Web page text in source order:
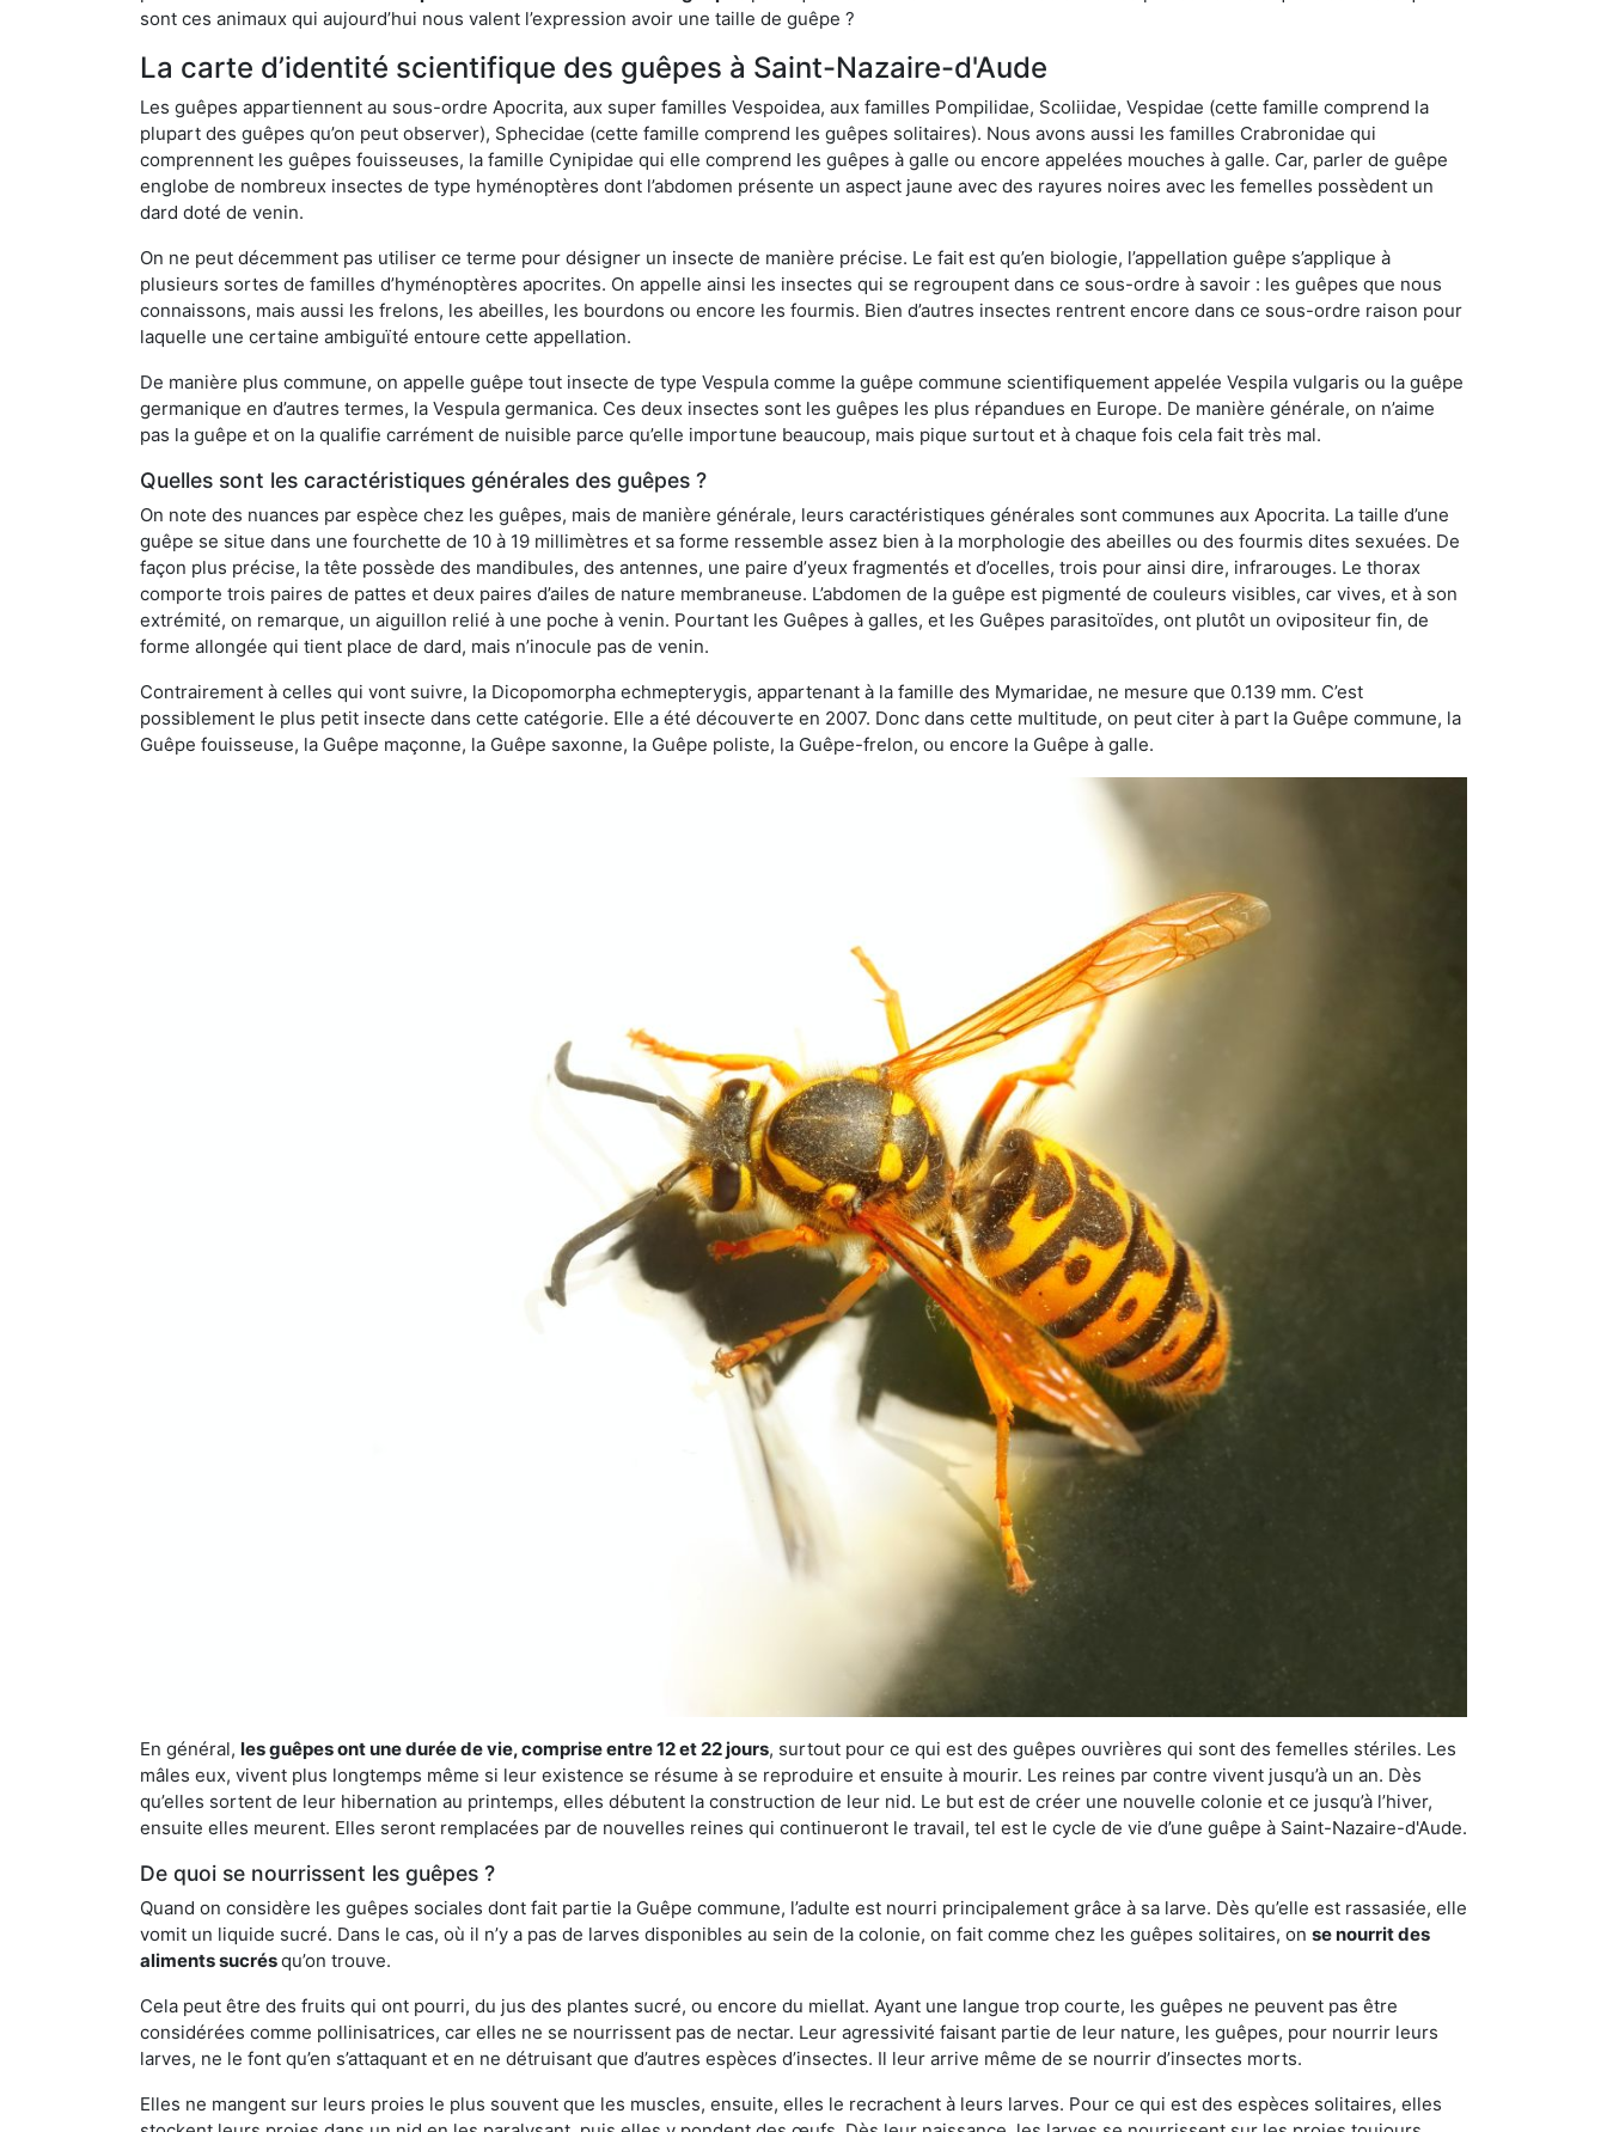
sont ces animaux qui aujourd’hui nous valent l’expression avoir une taille de guêpe ?
La carte d’identité scientifique des guêpes à Saint-Nazaire-d'Aude
Les guêpes appartiennent au sous-ordre Apocrita, aux super familles Vespoidea, aux familles Pompilidae, Scoliidae, Vespidae (cette famille comprend la
plupart des guêpes qu’on peut observer), Sphecidae (cette famille comprend les guêpes solitaires). Nous avons aussi les familles Crabronidae qui
comprennent les guêpes fouisseuses, la famille Cynipidae qui elle comprend les guêpes à galle ou encore appelées mouches à galle. Car, parler de guêpe
englobe de nombreux insectes de type hyménoptères dont l’abdomen présente un aspect jaune avec des rayures noires avec les femelles possèdent un
dard doté de venin.
On ne peut décemment pas utiliser ce terme pour désigner un insecte de manière précise. Le fait est qu’en biologie, l’appellation guêpe s’applique à
plusieurs sortes de familles d’hyménoptères apocrites. On appelle ainsi les insectes qui se regroupent dans ce sous-ordre à savoir : les guêpes que nous
connaissons, mais aussi les frelons, les abeilles, les bourdons ou encore les fourmis. Bien d’autres insectes rentrent encore dans ce sous-ordre raison pour
laquelle une certaine ambiguïté entoure cette appellation.
De manière plus commune, on appelle guêpe tout insecte de type Vespula comme la guêpe commune scientifiquement appelée Vespila vulgaris ou la guêpe
germanique en d’autres termes, la Vespula germanica. Ces deux insectes sont les guêpes les plus répandues en Europe. De manière générale, on n’aime
pas la guêpe et on la qualifie carrément de nuisible parce qu’elle importune beaucoup, mais pique surtout et à chaque fois cela fait très mal.
Quelles sont les caractéristiques générales des guêpes ?
On note des nuances par espèce chez les guêpes, mais de manière générale, leurs caractéristiques générales sont communes aux Apocrita. La taille d’une
guêpe se situe dans une fourchette de 10 à 19 millimètres et sa forme ressemble assez bien à la morphologie des abeilles ou des fourmis dites sexuées. De
façon plus précise, la tête possède des mandibules, des antennes, une paire d’yeux fragmentés et d’ocelles, trois pour ainsi dire, infrarouges. Le thorax
comporte trois paires de pattes et deux paires d’ailes de nature membraneuse. L’abdomen de la guêpe est pigmenté de couleurs visibles, car vives, et à son
extrémité, on remarque, un aiguillon relié à une poche à venin. Pourtant les Guêpes à galles, et les Guêpes parasitoïdes, ont plutôt un ovipositeur fin, de
forme allongée qui tient place de dard, mais n’inocule pas de venin.
Contrairement à celles qui vont suivre, la Dicopomorpha echmepterygis, appartenant à la famille des Mymaridae, ne mesure que 0.139 mm. C’est
possiblement le plus petit insecte dans cette catégorie. Elle a été découverte en 2007. Donc dans cette multitude, on peut citer à part la Guêpe commune, la
Guêpe fouisseuse, la Guêpe maçonne, la Guêpe saxonne, la Guêpe poliste, la Guêpe-frelon, ou encore la Guêpe à galle.
En général, les guêpes ont une durée de vie, comprise entre 12 et 22 jours, surtout pour ce qui est des guêpes ouvrières qui sont des femelles stériles. Les
mâles eux, vivent plus longtemps même si leur existence se résume à se reproduire et ensuite à mourir. Les reines par contre vivent jusqu’à un an. Dès
qu’elles sortent de leur hibernation au printemps, elles débutent la construction de leur nid. Le but est de créer une nouvelle colonie et ce jusqu’à l’hiver,
ensuite elles meurent. Elles seront remplacées par de nouvelles reines qui continueront le travail, tel est le cycle de vie d’une guêpe à Saint-Nazaire-d'Aude.
De quoi se nourrissent les guêpes ?
Quand on considère les guêpes sociales dont fait partie la Guêpe commune, l’adulte est nourri principalement grâce à sa larve. Dès qu’elle est rassasiée, elle
vomit un liquide sucré. Dans le cas, où il n’y a pas de larves disponibles au sein de la colonie, on fait comme chez les guêpes solitaires, on se nourrit des
aliments sucrésqu’on trouve.
Cela peut être des fruits qui ont pourri, du jus des plantes sucré, ou encore du miellat. Ayant une langue trop courte, les guêpes ne peuvent pas être
considérées comme pollinisatrices, car elles ne se nourrissent pas de nectar. Leur agressivité faisant partie de leur nature, les guêpes, pour nourrir leurs
larves, ne le font qu’en s’attaquant et en ne détruisant que d’autres espèces d’insectes. Il leur arrive même de se nourrir d’insectes morts.
Elles ne mangent sur leurs proies le plus souvent que les muscles, ensuite, elles le recrachent à leurs larves. Pour ce qui est des espèces solitaires, elles